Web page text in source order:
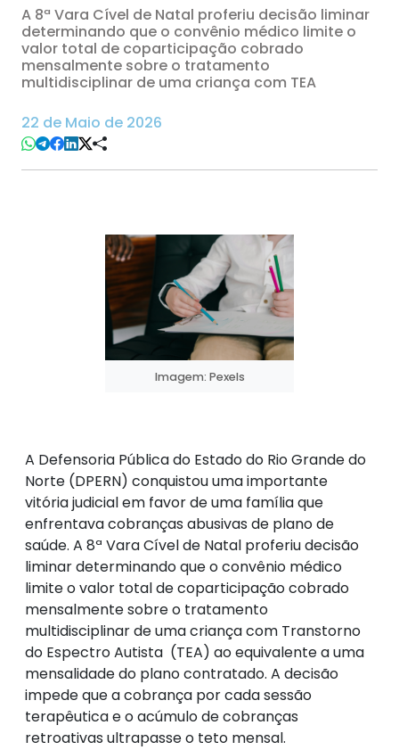
A 8ª Vara Cível de Natal proferiu decisão liminar
determinando que o convênio médico limite o
valor total de coparticipação cobrado
mensalmente sobre o tratamento
multidisciplinar de uma criança com TEA
22 de Maio de 2026
Imagem: Pexels
A Defensoria Pública do Estado do Rio Grande do
Norte (DPERN) conquistou uma importante
vitória judicial em favor de uma família que
enfrentava cobranças abusivas de plano de
saúde. A 8ª Vara Cível de Natal proferiu decisão
liminar determinando que o convênio médico
limite o valor total de coparticipação cobrado
mensalmente sobre o tratamento
multidisciplinar de uma criança com Transtorno
do Espectro Autista (TEA) ao equivalente a uma
mensalidade do plano contratado. A decisão
impede que a cobrança por cada sessão
terapêutica e o acúmulo de cobranças
retroativas ultrapasse o teto mensal.